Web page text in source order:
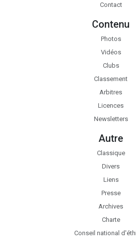
Contact
Contenu
Photos
Vidéos
Clubs
Classement
Arbitres
Licences
Newsletters
Autre
Classique
Divers
Liens
Presse
Archives
Charte
Conseil national